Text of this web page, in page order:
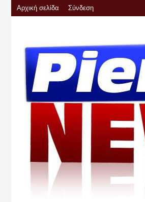
Αρχική σελίδα Σύνδεση